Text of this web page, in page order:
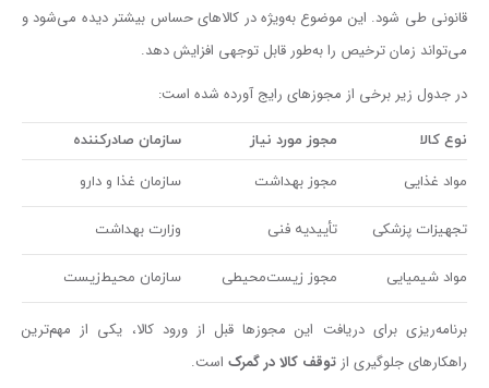
قانونی طی شود. این موضوع به‌ویژه در کالاهای حساس بیشتر دیده می‌شود و
می‌تواند زمان ترخیص را به‌طور قابل توجهی افزایش دهد.
در جدول زیر برخی از مجوزهای رایج آورده شده است:
نوع کالا مجوز مورد نیاز سازمان صادرکننده
مواد غذایی مجوز بهداشت سازمان غذا و دارو
تجهیزات پزشکی تأییدیه فنی وزارت بهداشت
مواد شیمیایی مجوز زیست‌محیطی سازمان محیط‌زیست
برنامه‌ریزی برای دریافت این مجوزها قبل از ورود کالا، یکی از مهم‌ترین
راهکارهای جلوگیری از توقف کالا در گمرک است.